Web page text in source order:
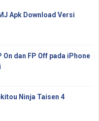
Apk Download Versi
On dan FP Off pada iPhone
Ninja Taisen 4